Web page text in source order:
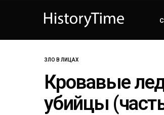
ЗЛО В ЛИЦАХ
Кровавые
убийцы